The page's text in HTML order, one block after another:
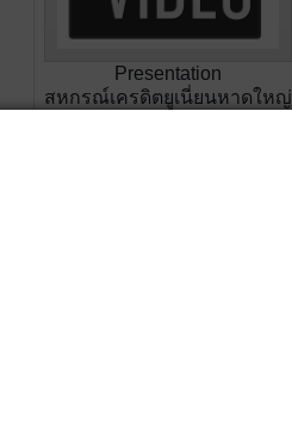
Presentation
สหกรณ์เครดิตยูเนี่ยนหาดใหญ่